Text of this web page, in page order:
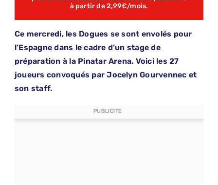
à partir de 2,99€/mois.
Ce mercredi, les Dogues se sont envolés pour
l’Espagne dans le cadre d’un stage de
préparation à la Pinatar Arena. Voici les 27
joueurs convoqués par Jocelyn Gourvennec et
son staff.
PUBLICITE